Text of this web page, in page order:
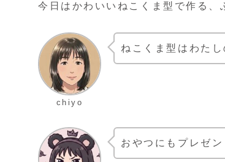
今日はかわいいねこくま型で作る、
chiyo
ねこくま型はわた
おやつにもプレゼ